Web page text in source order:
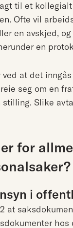
til et
Ofte vil
en avskjed,
en
at det
seg om en
stilling. Slike
for
i
at